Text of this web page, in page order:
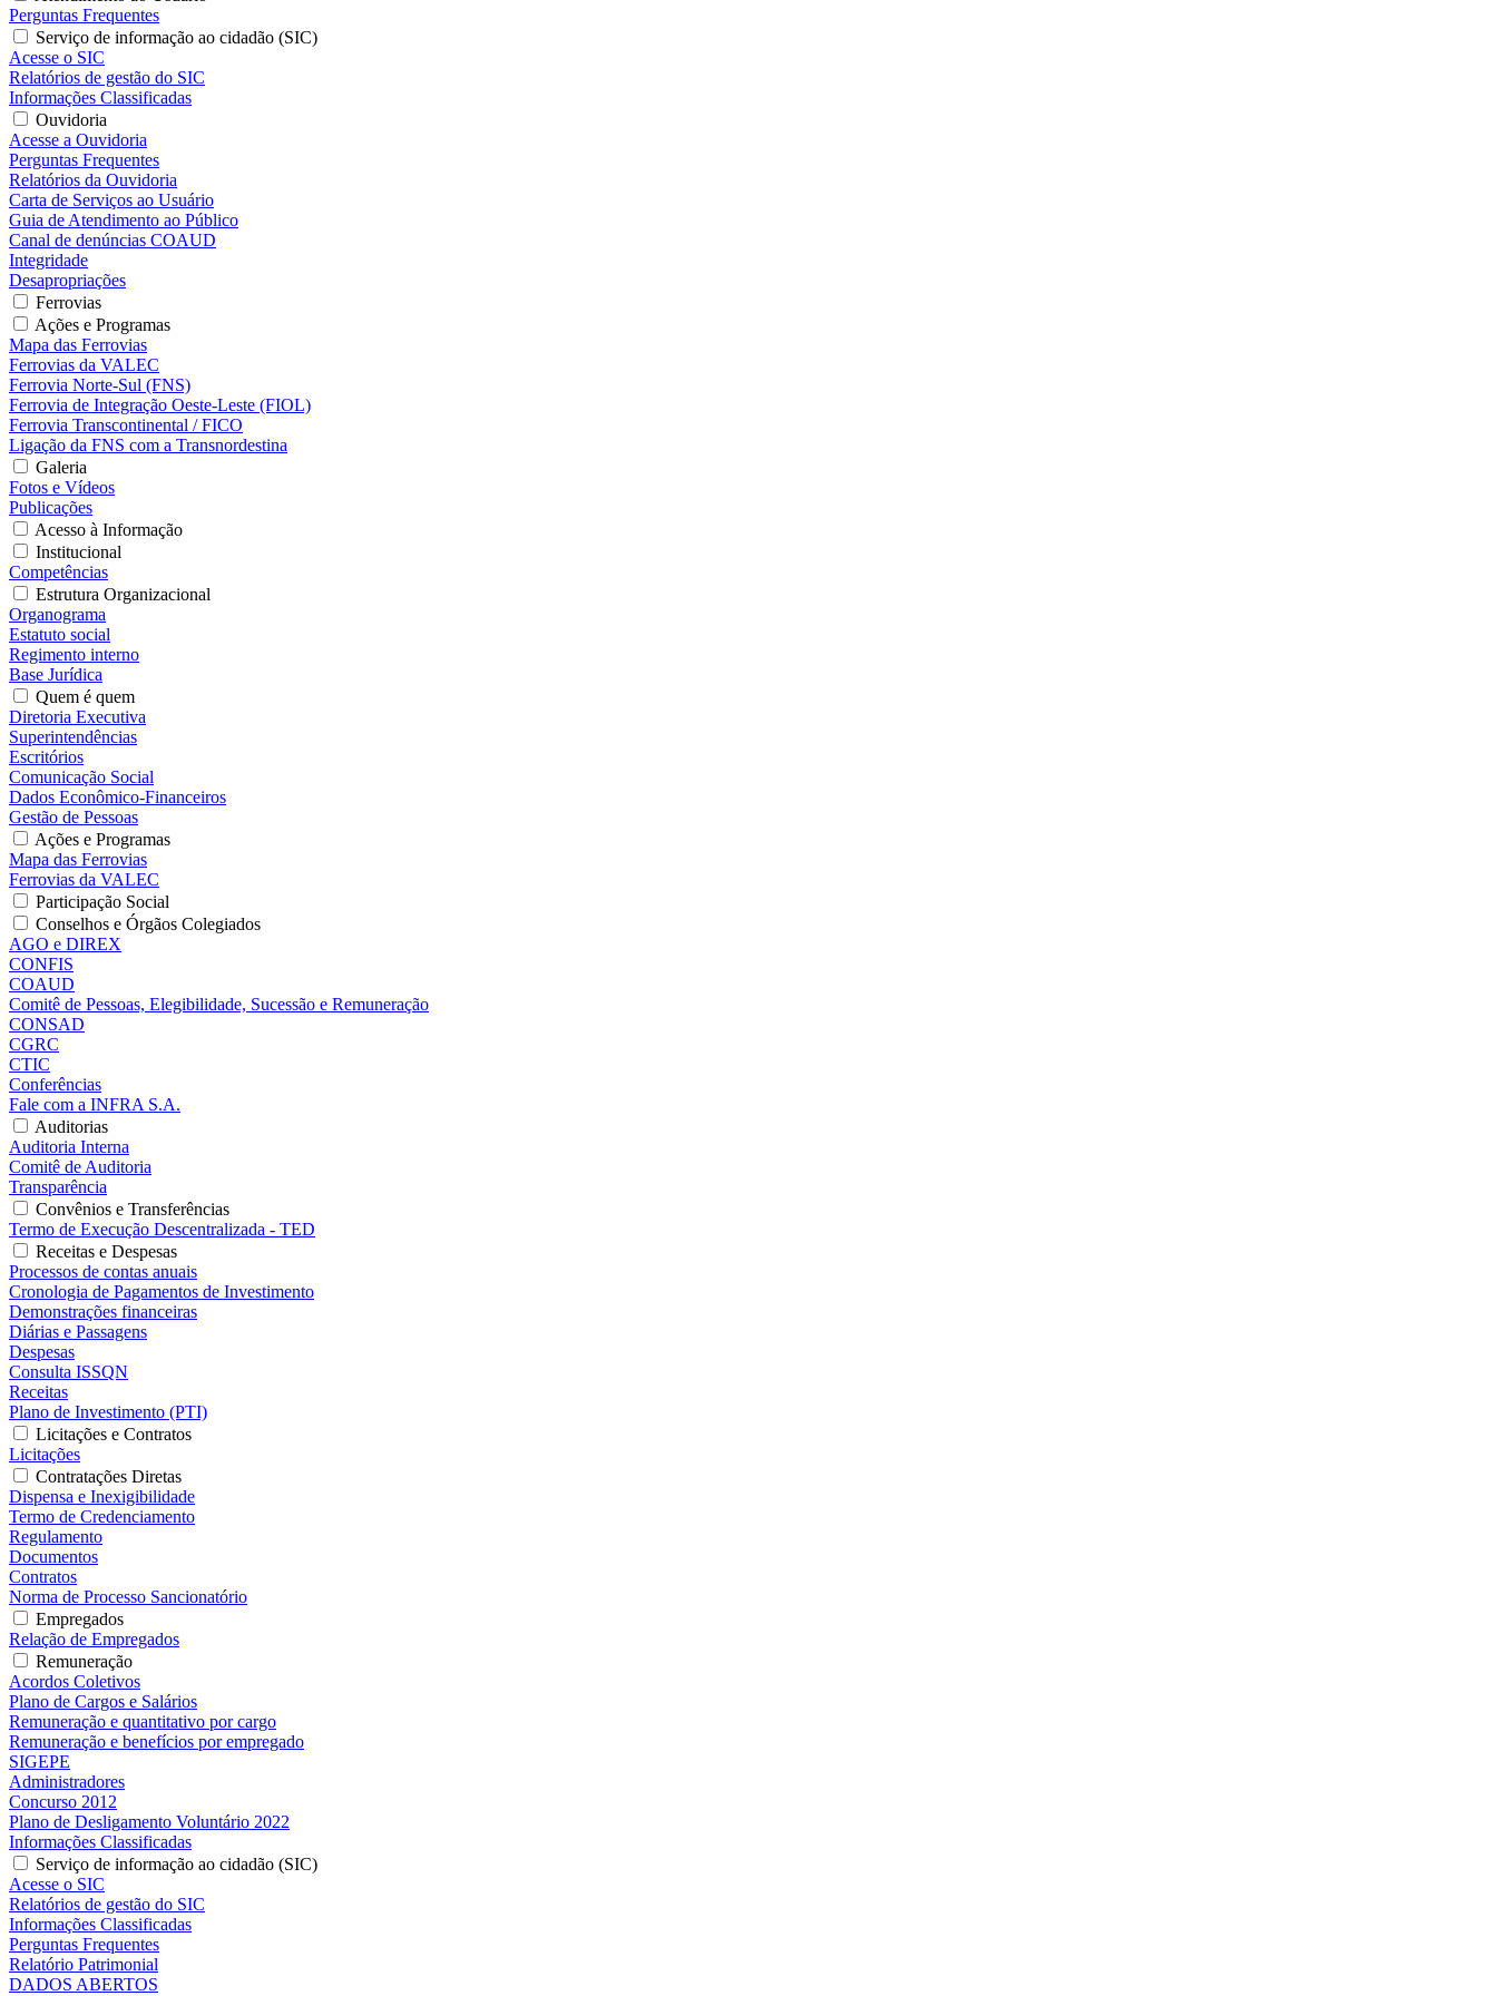
Perguntas Frequentes
Serviço de informação ao cidadão (SIC)
Acesse o SIC
Relatórios de gestão do SIC
Informações Classificadas
Ouvidoria
Acesse a Ouvidoria
Perguntas Frequentes
Relatórios da Ouvidoria
Carta de Serviços ao Usuário
Guia de Atendimento ao Público
Canal de denúncias COAUD
Integridade
Desapropriações
Ferrovias
Ações e Programas
Mapa das Ferrovias
Ferrovias da VALEC
Ferrovia Norte-Sul (FNS)
Ferrovia de Integração Oeste-Leste (FIOL)
Ferrovia Transcontinental / FICO
Ligação da FNS com a Transnordestina
Galeria
Fotos e Vídeos
Publicações
Acesso à Informação
Institucional
Competências
Estrutura Organizacional
Organograma
Estatuto social
Regimento interno
Base Jurídica
Quem é quem
Diretoria Executiva
Superintendências
Escritórios
Comunicação Social
Dados Econômico-Financeiros
Gestão de Pessoas
Ações e Programas
Mapa das Ferrovias
Ferrovias da VALEC
Participação Social
Conselhos e Órgãos Colegiados
AGO e DIREX
CONFIS
COAUD
Comitê de Pessoas, Elegibilidade, Sucessão e Remuneração
CONSAD
CGRC
CTIC
Conferências
Fale com a INFRA S.A.
Auditorias
Auditoria Interna
Comitê de Auditoria
Transparência
Convênios e Transferências
Termo de Execução Descentralizada - TED
Receitas e Despesas
Processos de contas anuais
Cronologia de Pagamentos de Investimento
Demonstrações financeiras
Diárias e Passagens
Despesas
Consulta ISSQN
Receitas
Plano de Investimento (PTI)
Licitações e Contratos
Licitações
Contratações Diretas
Dispensa e Inexigibilidade
Termo de Credenciamento
Regulamento
Documentos
Contratos
Norma de Processo Sancionatório
Empregados
Relação de Empregados
Remuneração
Acordos Coletivos
Plano de Cargos e Salários
Remuneração e quantitativo por cargo
Remuneração e benefícios por empregado
SIGEPE
Administradores
Concurso 2012
Plano de Desligamento Voluntário 2022
Informações Classificadas
Serviço de informação ao cidadão (SIC)
Acesse o SIC
Relatórios de gestão do SIC
Informações Classificadas
Perguntas Frequentes
Relatório Patrimonial
DADOS ABERTOS